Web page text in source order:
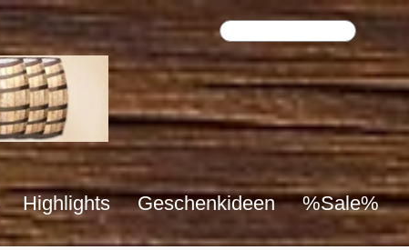
Highlights Geschenkideen %Sale%